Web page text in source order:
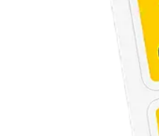
Ламинирование документов
Ламинирование документов А4/А3